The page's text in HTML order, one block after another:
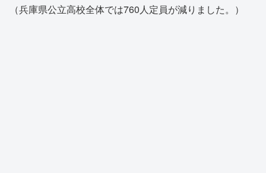
（兵庫県公立高校全体では760人定員が減りました。）